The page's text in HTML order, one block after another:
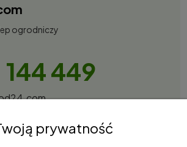
ogrodniczy
144 449
66-530 Trzebiczprywatność